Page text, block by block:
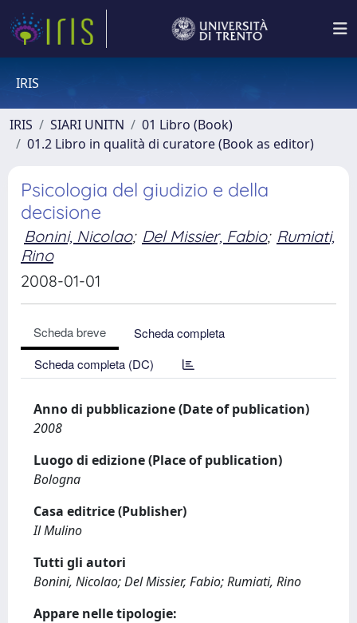
IRIS
IRIS SIARI UNITN
01 Libro (Book)
01.2 Libro in qualità di curatore (Book as editor)
Psicologia del giudizio e della
decisione
Bonini, Nicolao; Del Missier, Fabio; Rumiati,
Rino
2008-01-01
Scheda breve
Scheda completa
Scheda completa (DC)
Anno di pubblicazione (Date of publication)
2008
Luogo di edizione (Place of publication)
Bologna
Casa editrice (Publisher)
Il Mulino
Tutti gli autori
Bonini, Nicolao; Del Missier, Fabio; Rumiati, Rino
Appare nelle tipologie: